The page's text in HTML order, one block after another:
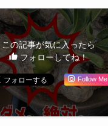
この記事が気に入ったら
フォローしてね！
Follow Me